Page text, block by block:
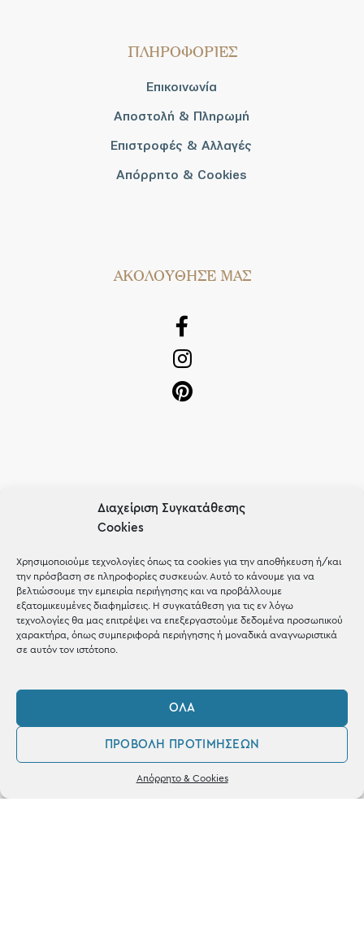
Διαχείριση Συγκατάθεσης
Cookies
Χρησιμοποιούμε τεχνολογίες όπως τα cookies για την αποθήκευση ή/και
την πρόσβαση σε πληροφορίες συσκευών. Αυτό το κάνουμε για να
βελτιώσουμε την εμπειρία περιήγησης και να προβάλλουμε
εξατομικευμένες διαφημίσεις. Η συγκατάθεση για τις εν λόγω
τεχνολογίες θα μας επιτρέψει να επεξεργαστούμε δεδομένα προσωπικού
χαρακτήρα, όπως συμπεριφορά περιήγησης ή μοναδικά αναγνωριστικά
σε αυτόν τον ιστότοπο.
ΌΛΑ
ΠΡΟΒΟΛΉ ΠΡΟΤΙΜΉΣΕΩΝ
Απόρρητο & Cookies
ΠΛΗΡΟΦΟΡΙΕΣ
Επικοινωνία
Αποστολή & Πληρωμή
Επιστροφές & Αλλαγές
Απόρρητο & Cookies
AΚΟΛΟΥΘΗΣΕ ΜΑΣ
OUR RECIPE
Μέχρι 30€
Blog
Shop the look
ΚΑΤΑΣΤΗΜΑ
Σταθά 17, 38221 Βόλος
0